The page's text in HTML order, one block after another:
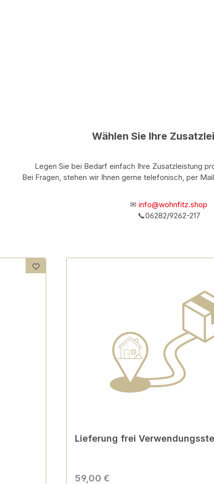
Wählen Sie Ihre
Legen Sie bei Bedarf einfach Ihre Zusatzleistung
Bei Fragen, stehen wir Ihnen gerne telefonisch, per
✉ info@wohnfitz.shop
📞06282/9262-217
Lieferung frei
59,00 €